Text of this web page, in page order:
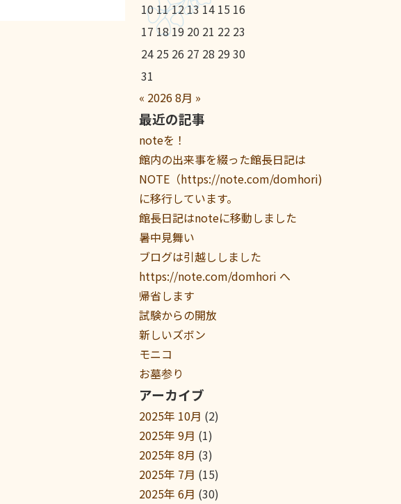
1011121314 15 16
17 18 19 20 21 22 23
24 25 26 27 28 2930
31
« 20268月 »
最近の記事
noteを！
館内の出来事を綴った館長日記は
NOTE（https://note.com/domhori)
に移行しています。
館長日記はnoteに移動しました
暑中見舞い
ブログは引越ししました
https://note.com/domhori へ
帰省します
試験からの開放
新しいズボン
モニコ
お墓参り
アーカイブ
2025年 10月 (2)
2025年 9月 (1)
2025年 8月 (3)
2025年 7月 (15)
2025年 6月 (30)